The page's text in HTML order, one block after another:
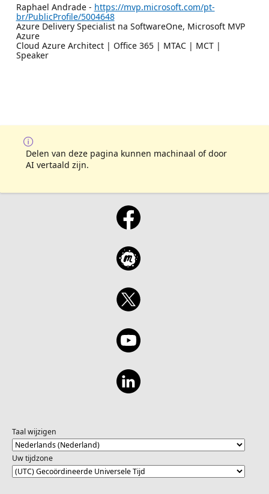
Raphael Andrade - https://mvp.microsoft.com/pt-
br/PublicProfile/5004648
Azure Delivery Specialist na SoftwareOne, Microsoft MVP
Azure
Cloud Azure Architect | Office 365 | MTAC | MCT |
Speaker
Delen van deze pagina kunnen machinaal of door
AI vertaald zijn.
Taal wijzigen
Uw tijdzone